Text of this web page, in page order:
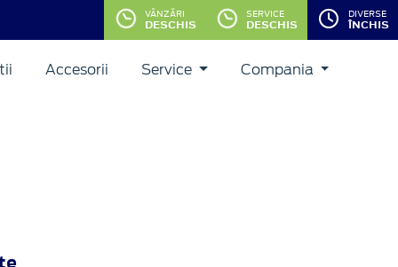
VÂNZĂRI
DESCHIS
SERVICE
DESCHIS
DIVERSE
ÎNCHIS
Accesorii Service Compania